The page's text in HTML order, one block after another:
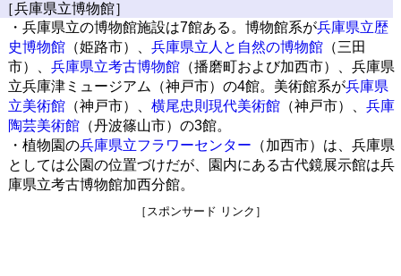
［兵庫県立博物館］
・兵庫県立の博物館施設は7館ある。博物館系が兵庫県立歴
史博物館（姫路市）、 兵庫県立人と自然の博物館（三田
市）、 兵庫県立考古博物館（播磨町および加西市）、兵庫県
立兵庫津ミュージアム（神戸市）の4館。美術館系が兵庫県
立美術館（神戸市）、 横尾忠則現代美術館（神戸市）、 兵庫
陶芸美術館（丹波篠山市）の3館。
・植物園の兵庫県立フラワーセンター （加西市）は、兵庫県
としては公園の位置づけだが、園内にある古代鏡展示館は兵
庫県立考古博物館加西分館。
［スポンサード リンク］